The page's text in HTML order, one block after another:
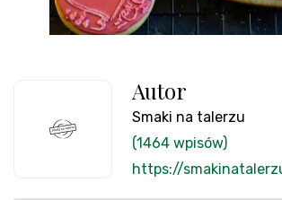
Autor
Smaki na talerzu
(1464 wpisów)
https://